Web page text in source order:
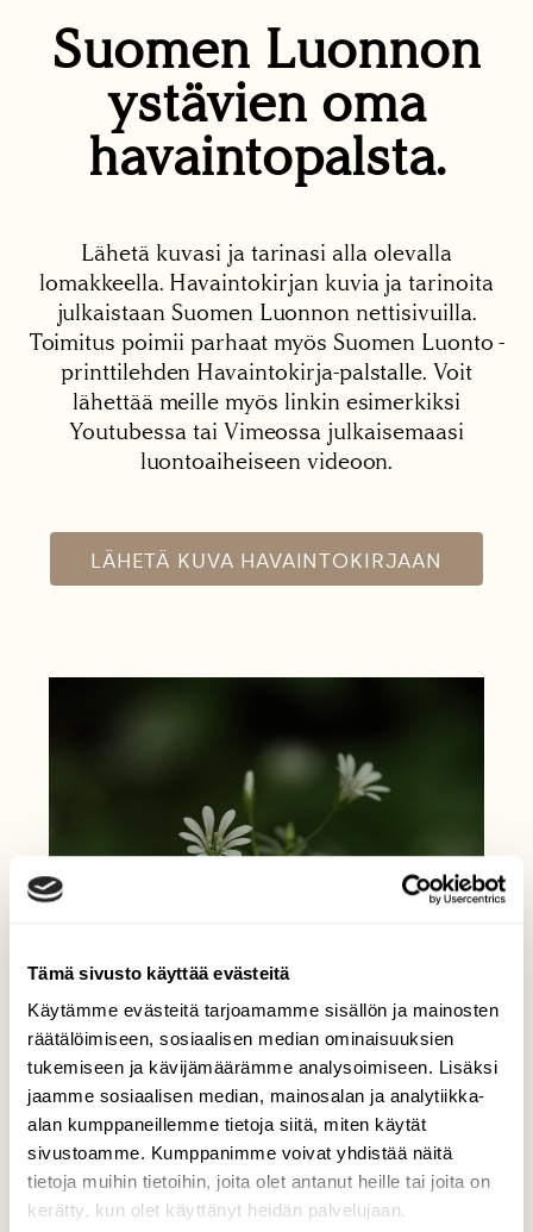
Tämä sivusto käyttää evästeitä
Käytämme evästeitä tarjoamamme sisällön ja mainosten
räätälöimiseen, sosiaalisen median ominaisuuksien
tukemiseen ja kävijämäärämme analysoimiseen. Lisäksi
jaamme sosiaalisen median, mainosalan ja analytiikka-
alan kumppaneillemme tietoja siitä, miten käytät
sivustoamme. Kumppanimme voivat yhdistää näitä
tietoja muihin tietoihin, joita olet antanut heille tai joita on
kerätty, kun olet käyttänyt heidän palvelujaan.
Suomen Luonnon
ystävien oma
havaintopalsta.
Lähetä kuvasi ja tarinasi alla olevalla
lomakkeella. Havaintokirjan kuvia ja tarinoita
julkaistaan Suomen Luonnon nettisivuilla.
Toimitus poimii parhaat myös Suomen Luonto -
printtilehden Havaintokirja-palstalle. Voit
lähettää meille myös linkin esimerkiksi
Youtubessa tai Vimeossa julkaisemaasi
luontoaiheiseen videoon.
LÄHETÄ KUVA HAVAINTOKIRJAAN